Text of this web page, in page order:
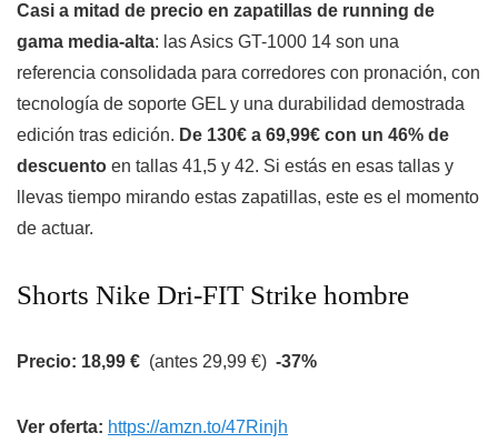
Casi a mitad de precio en zapatillas de running de
gama media-alta: las Asics GT-1000 14 son una
referencia consolidada para corredores con pronación, con
tecnología de soporte GEL y una durabilidad demostrada
edición tras edición. De 130€ a 69,99€ con un 46% de
descuento en tallas 41,5 y 42. Si estás en esas tallas y
llevas tiempo mirando estas zapatillas, este es el momento
de actuar.
Shorts Nike Dri-FIT Strike hombre
Precio: 18,99 € (antes 29,99 €) -37%
Ver oferta: https://amzn.to/47Rinjh